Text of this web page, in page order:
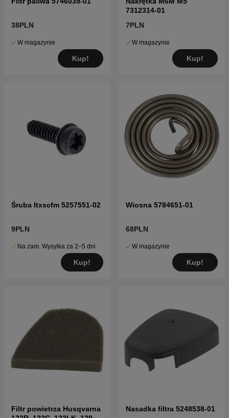
38PLN
W magazynie
Kup!
7312314-01
7PLN
W magazynie
Kup!
Śruba Itxscfm 5257551-02
9PLN
Na zam. Wysyłka za 2–5 dni
Kup!
Wiosna 5784651-01
68PLN
W magazynie
Kup!
Filtr powietrza Husqvarna
Nasadka filtra 5248538-01